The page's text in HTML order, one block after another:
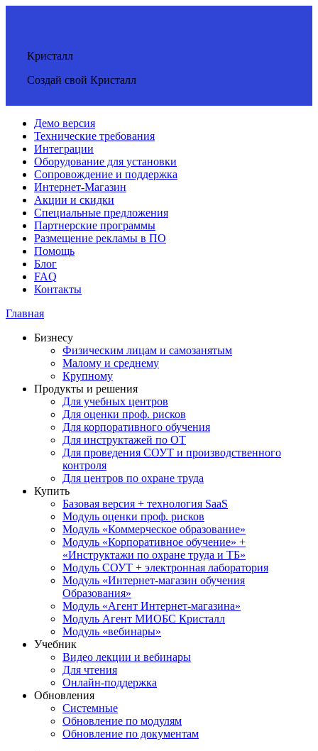
Кристалл
Создай свой Кристалл
Демо версия
Технические требования
Интеграции
Оборудование для установки
Сопровождение и поддержка
Интернет-Магазин
Акции и скидки
Специальные предложения
Партнерские программы
Размещение рекламы в ПО
Помощь
Блог
FAQ
Контакты
Главная
Бизнесу
Физическим лицам и самозанятым
Малому и среднему
Крупному
Продукты и решения
Для учебных центров
Для оценки проф. рисков
Для корпоративного обучения
Для инструктажей по ОТ
Для проведения СОУТ и производственного
контроля
Для центров по охране труда
Купить
Базовая версия + технология SaaS
Модуль оценки проф. рисков
Модуль «Коммерческое образование»
Модуль «Корпоративное обучение» +
«Инструктажи по охране труда и ТБ»
Модуль СОУТ + электронная лаборатория
Модуль «Интернет-магазин обучения
Образования»
Модуль «Агент Интернет-магазина»
Модуль Агент МИОБС Кристалл
Модуль «вебинары»
Учебник
Видео лекции и вебинары
Для чтения
Онлайн-поддержка
Обновления
Системные
Обновление по модулям
Обновление по документам